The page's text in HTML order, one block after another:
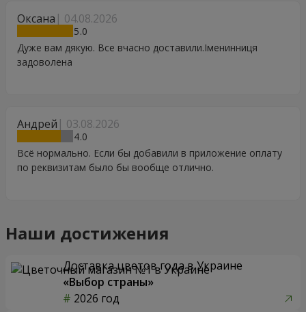
Оксана 04.08.2026
5
Дуже вам дякую. Все вчасно доставили.Іменинниця
задоволена
Андрей 03.08.2026
4
Всё нормально. Если бы добавили в приложение оплату
по реквизитам было бы вообще отлично.
Наши достижения
Доставка цветов года в Украине
«Выбор страны»
2026 год